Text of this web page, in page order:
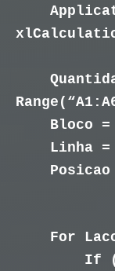
Bloco =
Linha =
Posicao
For
If